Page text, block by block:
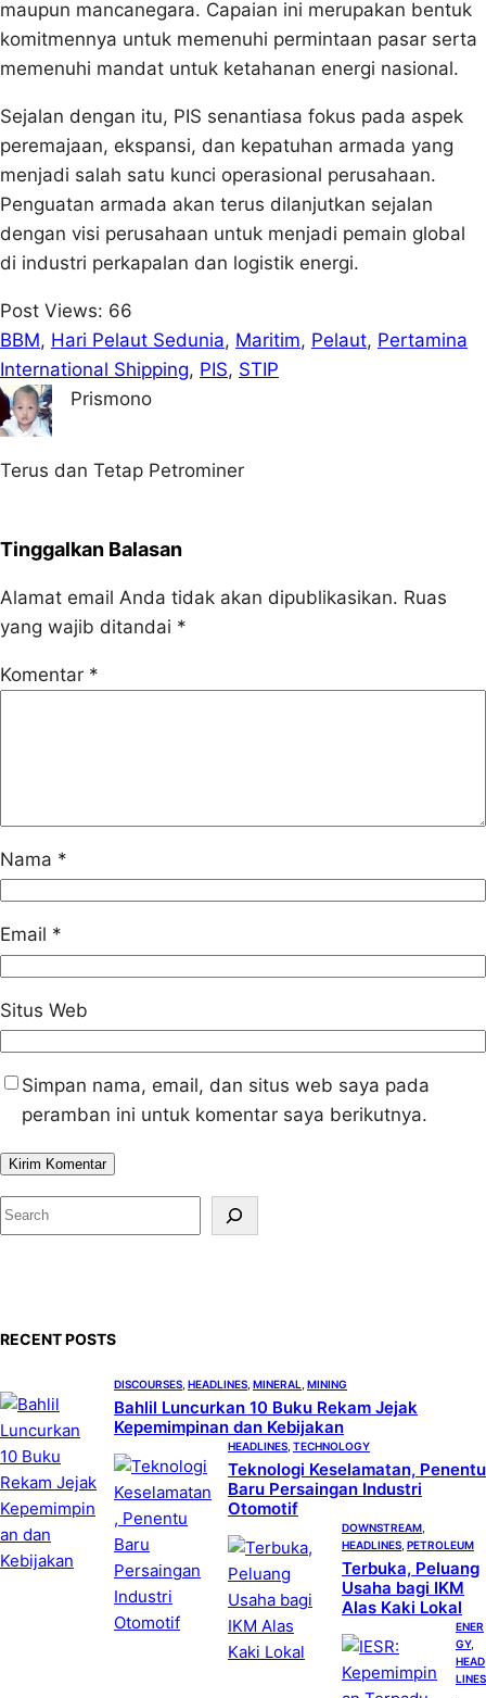
maupun mancanegara. Capaian ini merupakan bentuk
komitmennya untuk memenuhi permintaan pasar serta
memenuhi mandat untuk ketahanan energi nasional.
Sejalan dengan itu, PIS senantiasa fokus pada aspek
peremajaan, ekspansi, dan kepatuhan armada yang
menjadi salah satu kunci operasional perusahaan.
Penguatan armada akan terus dilanjutkan sejalan
dengan visi perusahaan untuk menjadi pemain global
di industri perkapalan dan logistik energi.
Post Views: 66
BBM, Hari Pelaut Sedunia, Maritim, Pelaut, Pertamina
International Shipping, PIS, STIP
Prismono
Terus dan Tetap Petrominer
Tinggalkan Balasan
Alamat email Anda tidak akan dipublikasikan. Ruas
yang wajib ditandai *
Komentar *
Nama *
Email *
Situs Web
Simpan nama, email, dan situs web saya pada
peramban ini untuk komentar saya berikutnya.
S
e
RECENT POSTS
DISCOURSES HEADLINES MINERAL MINING
Bahlil Luncurkan 10 Buku Rekam Jejak
Kepemimpinan dan Kebijakan
HEADLINES TECHNOLOGY
Teknologi Keselamatan, Penentu
Baru Persaingan Industri
Otomotif
DOWNSTREAM
HEADLINES PETROLEUM
Terbuka, Peluang
Usaha bagi IKM
Alas Kaki Lokal
ENER
GY
HEAD
LINES